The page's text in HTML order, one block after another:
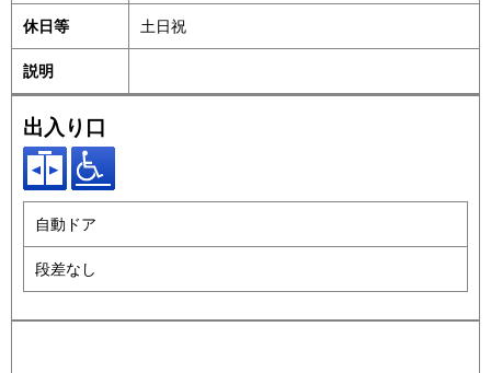
休日等 土日祝
説明
出入り口
自動ドア
段差なし